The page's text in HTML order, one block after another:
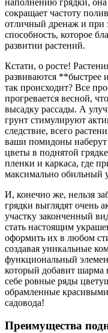
сокращает частоту
отличный дренаж и при
способность, которое
развитии растений.
Кстати, о росте!
развиваются
так происходит? Все
прогревается весной,
высадку рассады. А
грунт стимулируют
следствие, всего
ваши помидоны
цветы в поднятой
пленки и каркаса, где
максимально обильный
И, конечно же, нельзя
грядки выглядят очень
участку законченный
стать настоящим
оформить их в любом
создавая уникальные
функциональный
который добавит шарма
себе ровные ряды
обрамленные
садовода!
Преимущества